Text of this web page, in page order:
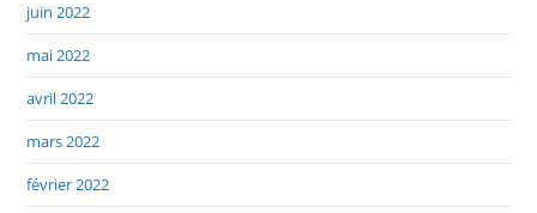
juin 2022
mai 2022
avril 2022
mars 2022
février 2022